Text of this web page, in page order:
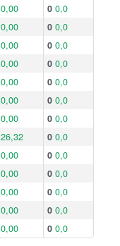
0,00 0 0,0
0,00 0 0,0
0,00 0 0,0
0,00 0 0,0
0,00 0 0,0
0,00 0 0,0
0,00 0 0,0
26,32 0 0,0
0,00 0 0,0
0,00 0 0,0
0,00 0 0,0
0,00 0 0,0
0,00 0 0,0